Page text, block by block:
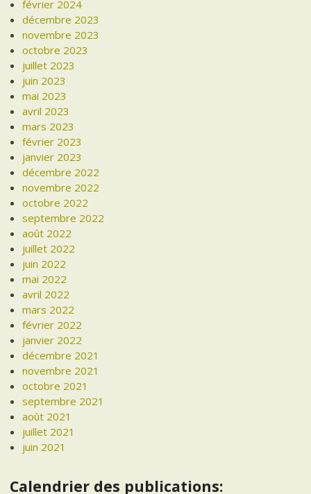
février 2024
décembre 2023
novembre 2023
octobre 2023
juillet 2023
juin 2023
mai 2023
avril 2023
mars 2023
février 2023
janvier 2023
décembre 2022
novembre 2022
octobre 2022
septembre 2022
août 2022
juillet 2022
juin 2022
mai 2022
avril 2022
mars 2022
février 2022
janvier 2022
décembre 2021
novembre 2021
octobre 2021
septembre 2021
août 2021
juillet 2021
juin 2021
Calendrier des publications: